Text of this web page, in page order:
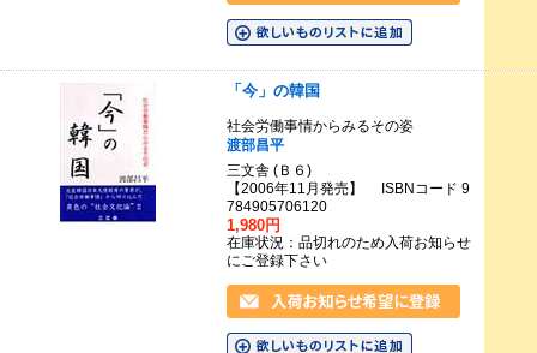
「今」の韓国
社会労働事情からみるその姿
渡部昌平
三文舎 (Ｂ６)
【2006年11月発売】 ISBNコード 9
784905706120
1,980円
在庫状況：品切れのため入荷お知らせ
にご登録下さい